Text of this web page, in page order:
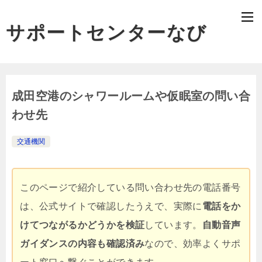
サポートセンターなび
成田空港のシャワールームや仮眠室の問い合
わせ先
交通機関
このページで紹介している問い合わせ先の電話番号
は、公式サイトで確認したうえで、実際に 電話をか
けてつながるかどうかを検証しています。
自動音声
ガイダンスの内容も確認済みなので、効率よくサポ